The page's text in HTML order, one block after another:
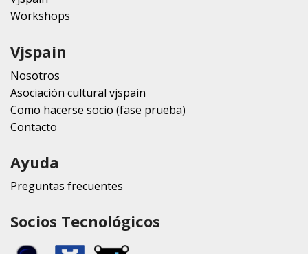
Workshops
Vjspain
Nosotros
Asociación cultural vjspain
Como hacerse socio (fase prueba)
Contacto
Ayuda
Preguntas frecuentes
Socios Tecnológicos